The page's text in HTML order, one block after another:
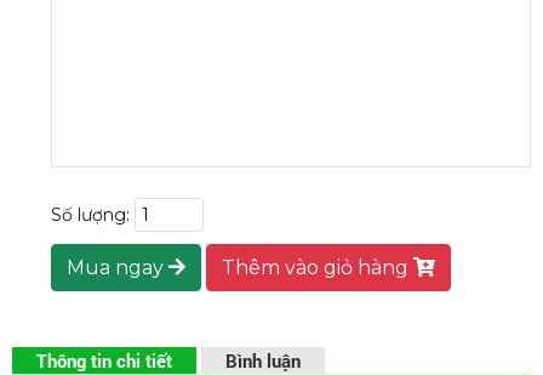
Số lượng:
Mua ngay Thêm vào giỏ hàng
Thông tin chi tiết Bình luận